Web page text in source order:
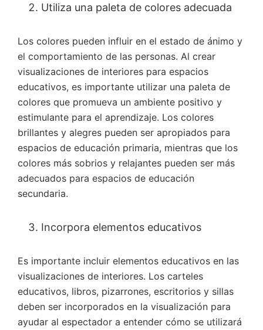
Utiliza una paleta de colores adecuada
Los colores pueden influir en el estado de ánimo y
el comportamiento de las personas. Al crear
visualizaciones de interiores para espacios
educativos, es importante utilizar una paleta de
colores que promueva un ambiente positivo y
estimulante para el aprendizaje. Los colores
brillantes y alegres pueden ser apropiados para
espacios de educación primaria, mientras que los
colores más sobrios y relajantes pueden ser más
adecuados para espacios de educación
secundaria.
Incorpora elementos educativos
Es importante incluir elementos educativos en las
visualizaciones de interiores. Los carteles
educativos, libros, pizarrones, escritorios y sillas
deben ser incorporados en la visualización para
ayudar al espectador a entender cómo se utilizará